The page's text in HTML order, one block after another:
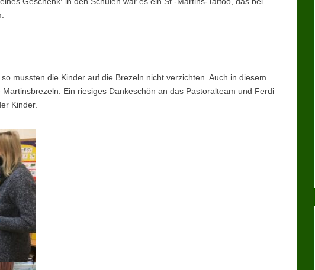
mussten die Kinder auf die Brezeln nicht verzichten. Auch in diesem
Ein riesiges Dankeschön an das Pastoralteam und Ferdi
Kinder.